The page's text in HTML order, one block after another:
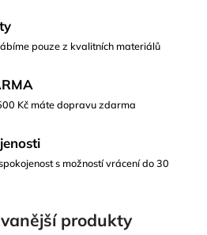
pouze z kvalitních materiálů
Kč máte dopravu zdarma
s možností vrácení do 30
produkty